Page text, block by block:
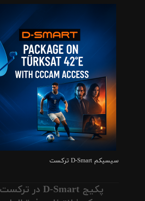
سیسیکم D-Smart ترکست